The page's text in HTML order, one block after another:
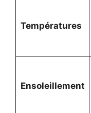
Températures
Ensoleillement